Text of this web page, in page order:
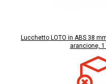
Lucchetto LOTO in ABS 38
arancione, 1